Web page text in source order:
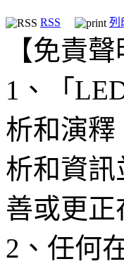
RSS 列
【免責聲
1、「
析和演
析和資
善或更
2、任何